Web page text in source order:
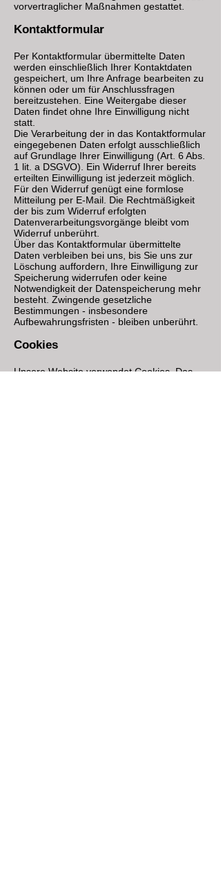
vorvertraglicher Maßnahmen gestattet.
Kontaktformular
Per Kontaktformular übermittelte Daten
werden einschließlich Ihrer Kontaktdaten
gespeichert, um Ihre Anfrage bearbeiten zu
können oder um für Anschlussfragen
bereitzustehen. Eine Weitergabe dieser
Daten findet ohne Ihre Einwilligung nicht
statt.
Die Verarbeitung der in das Kontaktformular
eingegebenen Daten erfolgt ausschließlich
auf Grundlage Ihrer Einwilligung (Art. 6 Abs.
1 lit. a DSGVO). Ein Widerruf Ihrer bereits
erteilten Einwilligung ist jederzeit möglich.
Für den Widerruf genügt eine formlose
Mitteilung per E-Mail. Die Rechtmäßigkeit
der bis zum Widerruf erfolgten
Datenverarbeitungsvorgänge bleibt vom
Widerruf unberührt.
Über das Kontaktformular übermittelte
Daten verbleiben bei uns, bis Sie uns zur
Löschung auffordern, Ihre Einwilligung zur
Speicherung widerrufen oder keine
Notwendigkeit der Datenspeicherung mehr
besteht. Zwingende gesetzliche
Bestimmungen - insbesondere
Aufbewahrungsfristen - bleiben unberührt.
Cookies
Unsere Website verwendet Cookies. Das